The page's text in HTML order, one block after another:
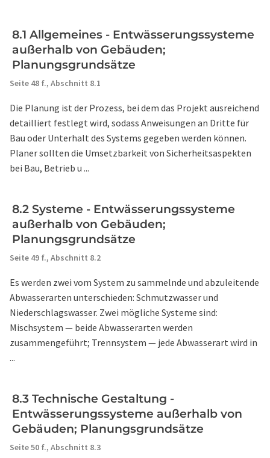
8.1 Allgemeines - Entwässerungssysteme
außerhalb von Gebäuden;
Planungsgrundsätze
Seite 48 f., Abschnitt 8.1
Die Planung ist der Prozess, bei dem das Projekt ausreichend
detailliert festlegt wird, sodass Anweisungen an Dritte für
Bau oder Unterhalt des Systems gegeben werden können.
Planer sollten die Umsetzbarkeit von Sicherheitsaspekten
bei Bau, Betrieb u ...
8.2 Systeme - Entwässerungssysteme
außerhalb von Gebäuden;
Planungsgrundsätze
Seite 49 f., Abschnitt 8.2
Es werden zwei vom System zu sammelnde und abzuleitende
Abwasserarten unterschieden: Schmutzwasser und
Niederschlagswasser. Zwei mögliche Systeme sind:
Mischsystem — beide Abwasserarten werden
zusammengeführt; Trennsystem — jede Abwasserart wird in
...
8.3 Technische Gestaltung -
Entwässerungssysteme außerhalb von
Gebäuden; Planungsgrundsätze
Seite 50 f., Abschnitt 8.3